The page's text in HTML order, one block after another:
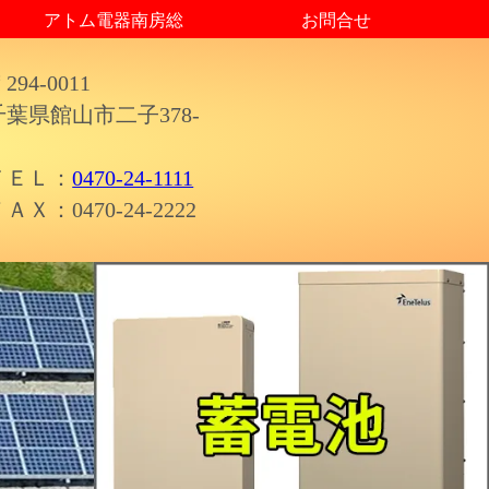
アトム電器南房総 お問合せ
294-0011
葉県館山市二子378-
ＥＬ：0470-24-1111
ＡＸ：0470-24-2222